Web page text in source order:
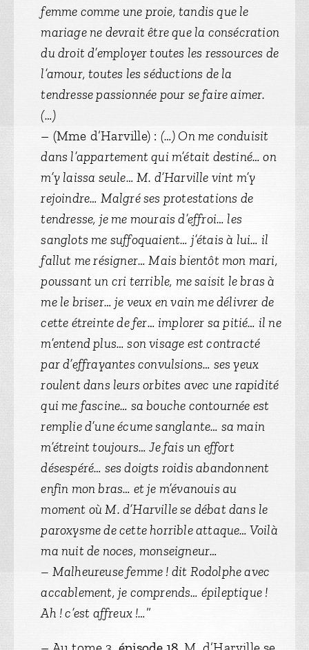
femme comme une proie, tandis que le
mariage ne devrait être que la consécration
du droit d’employer toutes les ressources de
l’amour, toutes les séductions de la
tendresse passionnée pour se faire aimer.
(…)
– (Mme d’Harville) : (…) On me conduisit
dans l’appartement qui m’était destiné… on
m’y laissa seule… M. d’Harville vint m’y
rejoindre… Malgré ses protestations de
tendresse, je me mourais d’effroi… les
sanglots me suffoquaient… j’étais à lui… il
fallut me résigner… Mais bientôt mon mari,
poussant un cri terrible, me saisit le bras à
me le briser… je veux en vain me délivrer de
cette étreinte de fer… implorer sa pitié… il ne
m’entend plus… son visage est contracté
par d’effrayantes convulsions… ses yeux
roulent dans leurs orbites avec une rapidité
qui me fascine… sa bouche contournée est
remplie d’une écume sanglante… sa main
m’étreint toujours… Je fais un effort
désespéré… ses doigts roidis abandonnent
enfin mon bras… et je m’évanouis au
moment où M. d’Harville se débat dans le
paroxysme de cette horrible attaque… Voilà
ma nuit de noces, monseigneur…
– Malheureuse femme ! dit Rodolphe avec
accablement, je comprends… épileptique !
Ah ! c’est affreux !…”